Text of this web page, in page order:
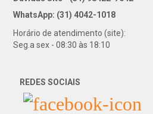
WhatsApp: (31) 4042-1018
Horário de atendimento (site):
Seg.a sex - 08:30 às 18:10
REDES SOCIAIS